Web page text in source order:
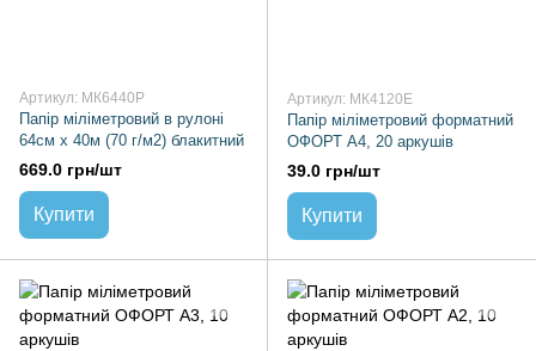
Артикул: МК6440Р
Папiр міліметровий в рулоні
64см х 40м (70 г/м2) блакитний
669.0 грн/шт
Купити
Артикул: МК4120Е
Папiр міліметровий форматний
ОФОРТ А4, 20 аркушів
39.0 грн/шт
Купити